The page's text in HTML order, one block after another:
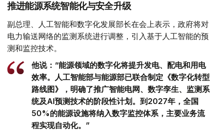
推进能源系统智能化与安全升级
副总理、人工智能和数字化发展部长在会上表示，政府将对
电力输送网络的监测系统进行调整，引入基于人工智能的预
测和监控技术。
他说：“能源领域的数字化将提升发电、配电和用电
效率。人工智能部与能源部已联合制定《数字化转型
路线图》，明确了推广智能电网、数字孪生、监测系
统及AI预测技术的阶段性计划。到2027年，全国
50%的能源设施将纳入数字监控体系，主要业务流
程实现自动化。”